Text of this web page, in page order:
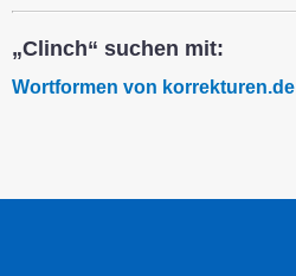
„Clinch“ suchen mit:
Wortformen von korrekturen.de